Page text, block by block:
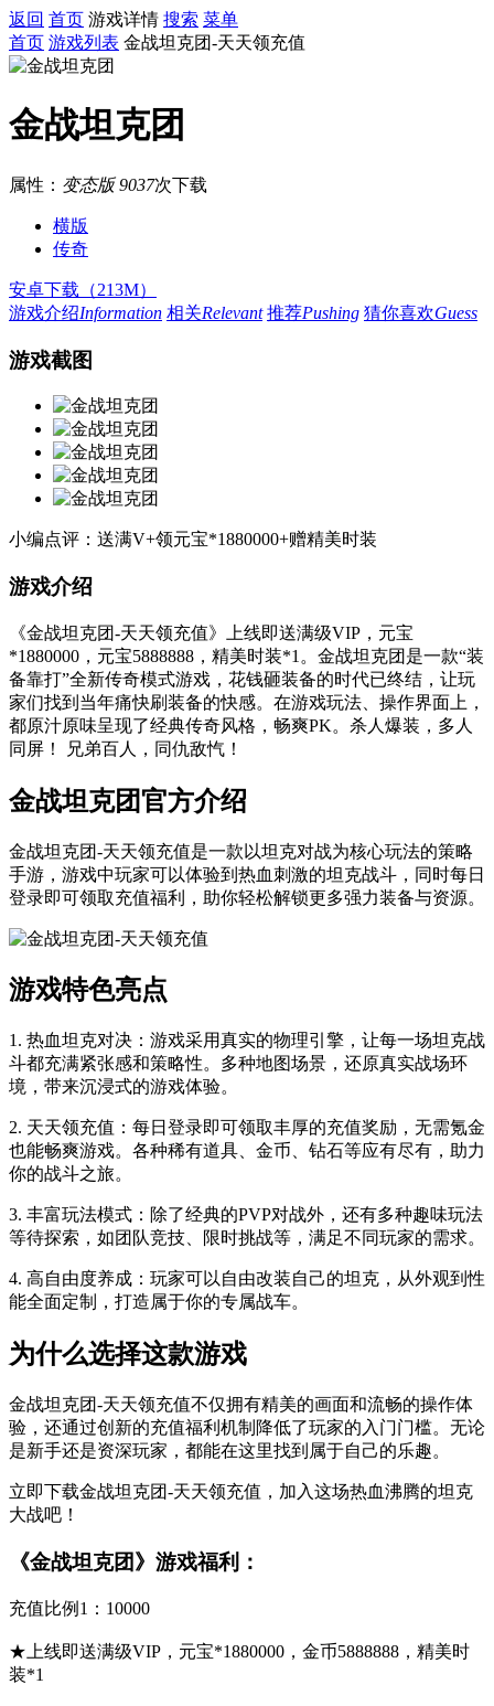
返回 首页 游戏详情 搜索 菜单
首页 游戏列表 金战坦克团-天天领充值
金战坦克团
属性： 变态版 9037次下载
横版
传奇
安卓下载（213M）
游戏介绍Information 相关Relevant 推荐Pushing 猜你喜欢Guess
游戏截图
小编点评：送满V+领元宝*1880000+赠精美时装
游戏介绍
《金战坦克团-天天领充值》上线即送满级VIP，元宝
*1880000，元宝5888888，精美时装*1。金战坦克团是一款“装
备靠打”全新传奇模式游戏，花钱砸装备的时代已终结，让玩
家们找到当年痛快刷装备的快感。在游戏玩法、操作界面上，
都原汁原味呈现了经典传奇风格，畅爽PK。杀人爆装，多人
同屏！ 兄弟百人，同仇敌忾！
金战坦克团官方介绍
金战坦克团-天天领充值是一款以坦克对战为核心玩法的策略
手游，游戏中玩家可以体验到热血刺激的坦克战斗，同时每日
登录即可领取充值福利，助你轻松解锁更多强力装备与资源。
游戏特色亮点
1. 热血坦克对决：游戏采用真实的物理引擎，让每一场坦克战
斗都充满紧张感和策略性。多种地图场景，还原真实战场环
境，带来沉浸式的游戏体验。
2. 天天领充值：每日登录即可领取丰厚的充值奖励，无需氪金
也能畅爽游戏。各种稀有道具、金币、钻石等应有尽有，助力
你的战斗之旅。
3. 丰富玩法模式：除了经典的PVP对战外，还有多种趣味玩法
等待探索，如团队竞技、限时挑战等，满足不同玩家的需求。
4. 高自由度养成：玩家可以自由改装自己的坦克，从外观到性
能全面定制，打造属于你的专属战车。
为什么选择这款游戏
金战坦克团-天天领充值不仅拥有精美的画面和流畅的操作体
验，还通过创新的充值福利机制降低了玩家的入门门槛。无论
是新手还是资深玩家，都能在这里找到属于自己的乐趣。
立即下载金战坦克团-天天领充值，加入这场热血沸腾的坦克
大战吧！
《金战坦克团》游戏福利：
充值比例1：10000
★上线即送满级VIP，元宝*1880000，金币5888888，精美时
装*1